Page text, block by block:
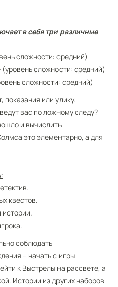
в себя три различные
сложности: средний)
сложности: средний)
сложности: средний)
показания или улику.
вас по ложному следу?
и вычислить
это элементарно, а для
квестов.
соблюдать
– начать с игры
к Выстрелы на рассвете, а
Истории из других наборов